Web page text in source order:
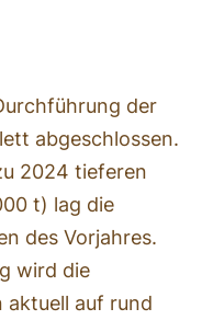
der
abgeschlossen.
2024 tieferen
t) lag die
des Vorjahres.
wird die
aktuell auf rund